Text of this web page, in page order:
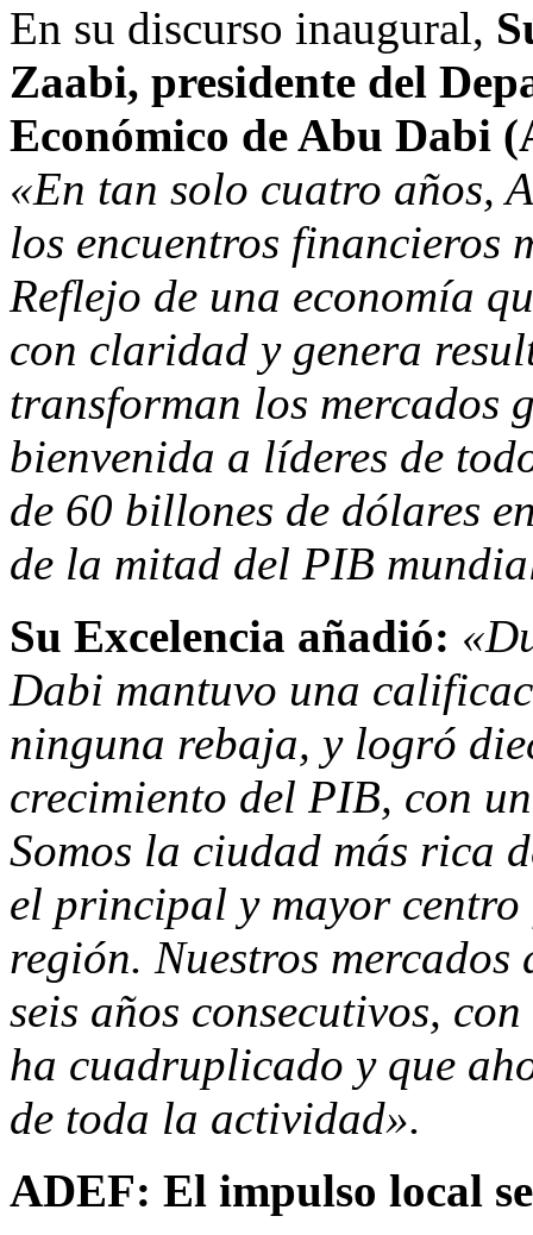
En su discurso inaugural,
Zaabi, presidente del
Económico deAbu Dabi
«En tan solo cuatro años,
los encuentros financieros
Reflejo de una economía
con claridad y genera
transforman los mercados
bienvenida a líderes de
de 60 billones de dólares
de la mitad del PIB
Su Excelencia añadió:
Dabi mantuvo una
ninguna rebaja, y logró
crecimiento del PIB, con
Somos la ciudad más rica
el principal y mayor
región. Nuestros
seis años consecutivos,
ha cuadruplicado y que
de toda la actividad».
ADEF: El impulso local